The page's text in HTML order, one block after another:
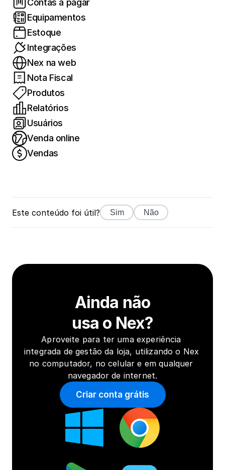
Contas a pagar
Equipamentos
Estoque
Integrações
Nex na web
Nota Fiscal
Produtos
Relatórios
Usuários
Venda online
Vendas
Este conteúdo foi útil? Sim Não
Ainda não
usa o Nex?
Aproveite para ter uma experiência
integrada de gestão da loja, utilizando o Nex
no computador, no celular e em qualquer
navegador de internet.
Criar conta grátis